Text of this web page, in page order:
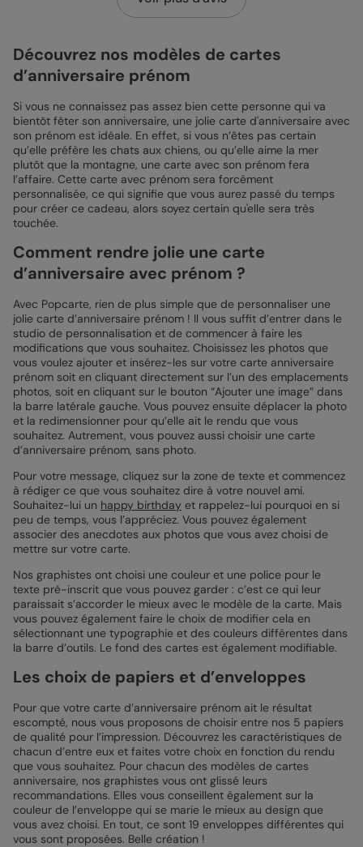
Découvrez nos modèles de cartes
d’anniversaire prénom
Si vous ne connaissez pas assez bien cette personne qui va
bientôt fêter son anniversaire, une jolie carte d'anniversaire avec
son prénom est idéale. En effet, si vous n’êtes pas certain
qu’elle préfère les chats aux chiens, ou qu’elle aime la mer
plutôt que la montagne, une carte avec son prénom fera
l’affaire. Cette carte avec prénom sera forcément
personnalisée, ce qui signifie que vous aurez passé du temps
pour créer ce cadeau, alors soyez certain qu'elle sera très
touchée.
Comment rendre jolie une carte
d’anniversaire avec prénom ?
Avec Popcarte, rien de plus simple que de personnaliser une
jolie carte d’anniversaire prénom ! Il vous suffit d’entrer dans le
studio de personnalisation et de commencer à faire les
modifications que vous souhaitez. Choisissez les photos que
vous voulez ajouter et insérez-les sur votre carte anniversaire
prénom soit en cliquant directement sur l’un des emplacements
photos, soit en cliquant sur le bouton “Ajouter une image” dans
la barre latérale gauche. Vous pouvez ensuite déplacer la photo
et la redimensionner pour qu’elle ait le rendu que vous
souhaitez. Autrement, vous pouvez aussi choisir une carte
d’anniversaire prénom, sans photo.
Pour votre message, cliquez sur la zone de texte et commencez
à rédiger ce que vous souhaitez dire à votre nouvel ami.
Souhaitez-lui un happy birthday et rappelez-lui pourquoi en si
peu de temps, vous l’appréciez. Vous pouvez également
associer des anecdotes aux photos que vous avez choisi de
mettre sur votre carte.
Nos graphistes ont choisi une couleur et une police pour le
texte pré-inscrit que vous pouvez garder : c’est ce qui leur
paraissait s’accorder le mieux avec le modèle de la carte. Mais
vous pouvez également faire le choix de modifier cela en
sélectionnant une typographie et des couleurs différentes dans
la barre d’outils. Le fond des cartes est également modifiable.
Les choix de papiers et d’enveloppes
Pour que votre carte d’anniversaire prénom ait le résultat
escompté, nous vous proposons de choisir entre nos 5 papiers
de qualité pour l’impression. Découvrez les caractéristiques de
chacun d’entre eux et faites votre choix en fonction du rendu
que vous souhaitez. Pour chacun des modèles de cartes
anniversaire, nos graphistes vous ont glissé leurs
recommandations. Elles vous conseillent également sur la
couleur de l’enveloppe qui se marie le mieux au design que
vous avez choisi. En tout, ce sont 19 enveloppes différentes qui
vous sont proposées. Belle création !